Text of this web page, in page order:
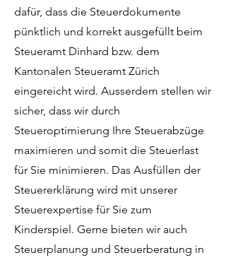
dafür, dass die Steuerdokumente
pünktlich und korrekt ausgefüllt beim
Steueramt Dinhard bzw. dem
Kantonalen Steueramt Zürich
eingereicht wird. Ausserdem stellen wir
sicher, dass wir durch
Steueroptimierung Ihre Steuerabzüge
maximieren und somit die Steuerlast
für Sie minimieren. Das Ausfüllen der
Steuererklärung wird mit unserer
Steuerexpertise für Sie zum
Kinderspiel. Gerne bieten wir auch
Steuerplanung und Steuerberatung in